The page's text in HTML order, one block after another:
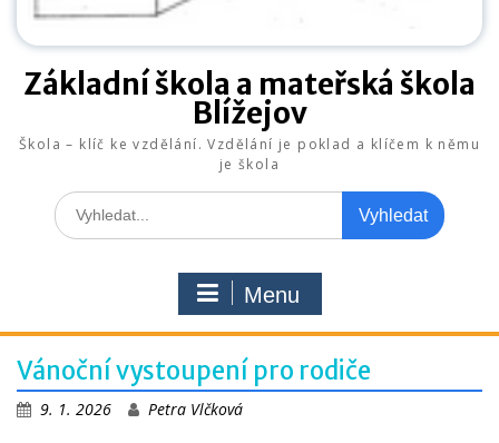
Základní škola a mateřská škola
Blížejov
Škola – klíč ke vzdělání. Vzdělání je poklad a klíčem k němu
je škola
Search
for:
Menu
Vánoční vystoupení pro rodiče
9. 1. 2026 Petra Vlčková